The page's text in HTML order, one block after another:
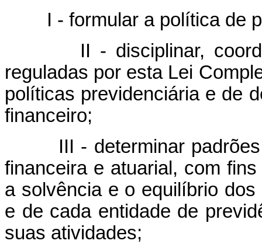
I - formular a política de
II - disciplinar,
reguladas por esta Lei
políticas previdenciária e de
financeiro;
III - determinar padrões
financeira e atuarial, com
a solvência e o equilíbrio
e de cada entidade de
suas atividades;